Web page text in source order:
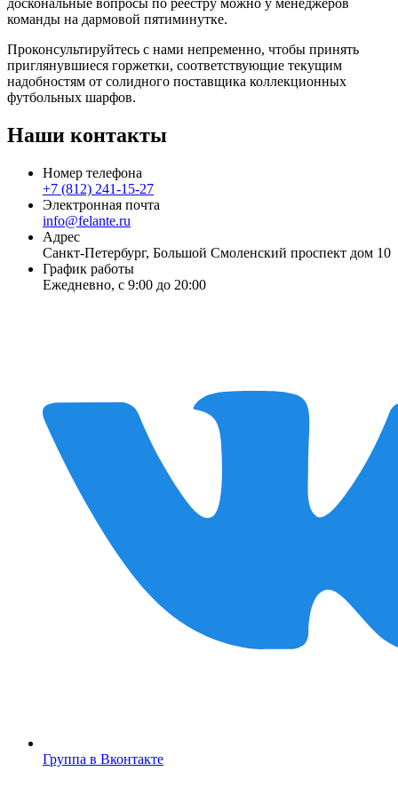
команды на дармовой пятиминутке.
Проконсультируйтесь с нами непременно, чтобы принять
приглянувшиеся горжетки, соответствующие текущим
надобностям от солидного поставщика коллекционных
футбольных шарфов.
Наши контакты
Номер телефона
+7 (812) 241-15-27
Электронная почта
info@felante.ru
Адрес
Санкт-Петербург, Большой Смоленский проспект дом 10
График работы
Ежедневно, с 9:00 до 20:00
Группа в Вконтакте